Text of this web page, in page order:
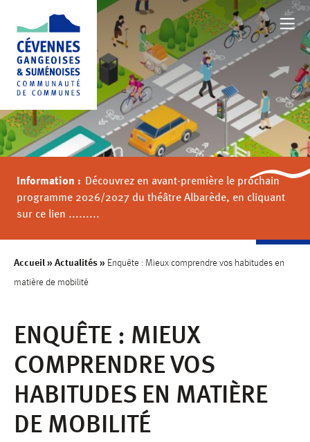
NOTRE TERRITOIRE
BOUGER
AU QUOTIDIEN
Information :
Découvrez en avant-première le prochain
programme 2026/2027 du théâtre Albarède, en cliquant
sur ce lien .........
Accueil » Actualités » Enquête : Mieux comprendre vos habitudes en
matière de mobilité
ENQUÊTE : MIEUX
COMPRENDRE VOS
HABITUDES EN MATIÈRE
DE MOBILITÉ